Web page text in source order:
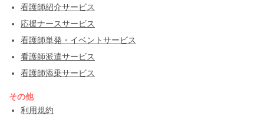
看護師紹介サービス
応援ナースサービス
看護師単発・イベントサービス
看護師派遣サービス
看護師添乗サービス
その他
利用規約